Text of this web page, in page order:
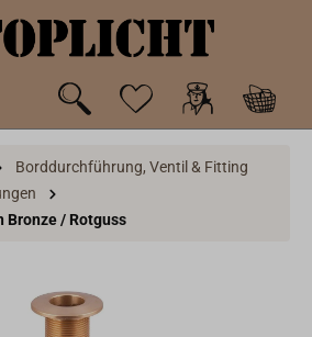
Borddurchführung, Ventil & Fitting
Bronze / Rotguss